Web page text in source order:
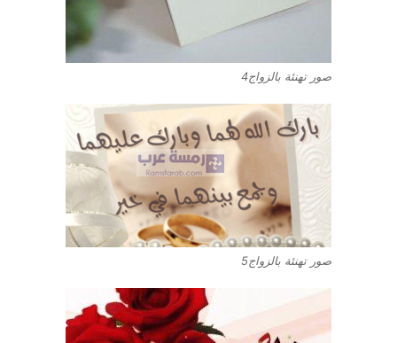
صور تهنئة بالزواج4
صور تهنئة بالزواج5